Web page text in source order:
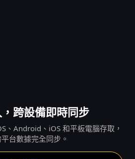
跨設備即時同步
、Android、iOS 和平板電腦存取，
台數據完全同步。